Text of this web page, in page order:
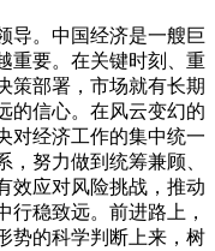
。中国经济是一艘巨
重要。在关键时刻、重
策部署，市场就有长期
的信心。在风云变幻的
对经济工作的集中统一
努力做到统筹兼顾、
效应对风险挑战，推动
行稳致远。前进路上，
势的科学判断上来，树